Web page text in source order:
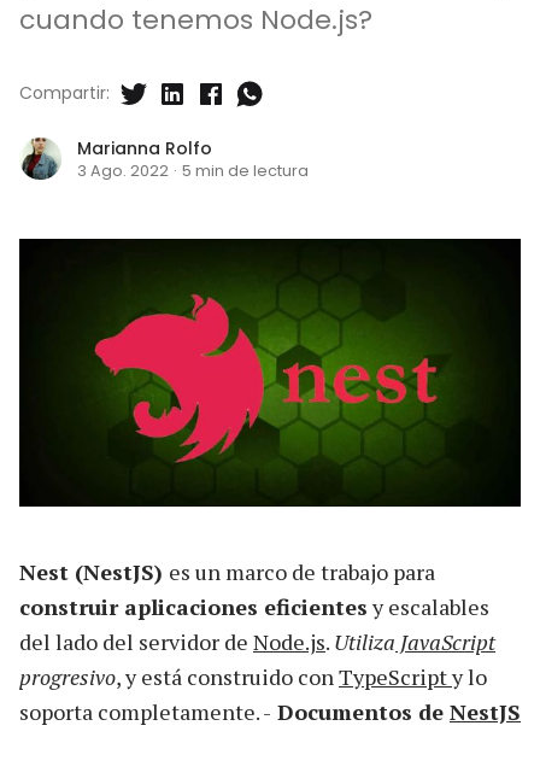
cuando tenemos Node.js?
Marianna Rolfo
3 Ago. 2022 · 5 min de lectura
Compartir:
Nest (NestJS) es un marco de trabajo para
construir aplicaciones eficientes y escalables
del lado del servidor de Node.js. Utiliza JavaScript
progresivo, y está construido conTypeScripty lo
soporta completamente. - Documentos de NestJS